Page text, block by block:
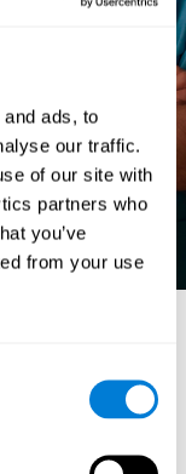
ads, to
our traffic.
of our site with
partners who
you’ve
from your use
النشاط